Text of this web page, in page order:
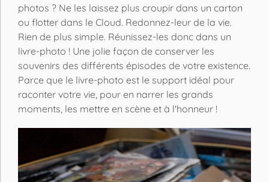
photos ? Ne les laissez plus croupir dans un carton
ou flotter dans le Cloud. Redonnez-leur de la vie.
Rien de plus simple. Réunissez-les donc dans un
livre-photo ! Une jolie façon de conserver les
souvenirs des différents épisodes de votre existence.
Parce que le livre-photo est le support idéal pour
raconter votre vie, pour en narrer les grands
moments, les mettre en scène et à l'honneur !